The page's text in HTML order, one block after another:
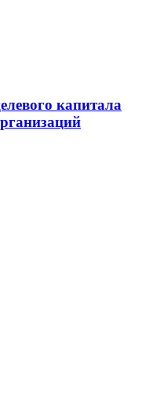
капитала